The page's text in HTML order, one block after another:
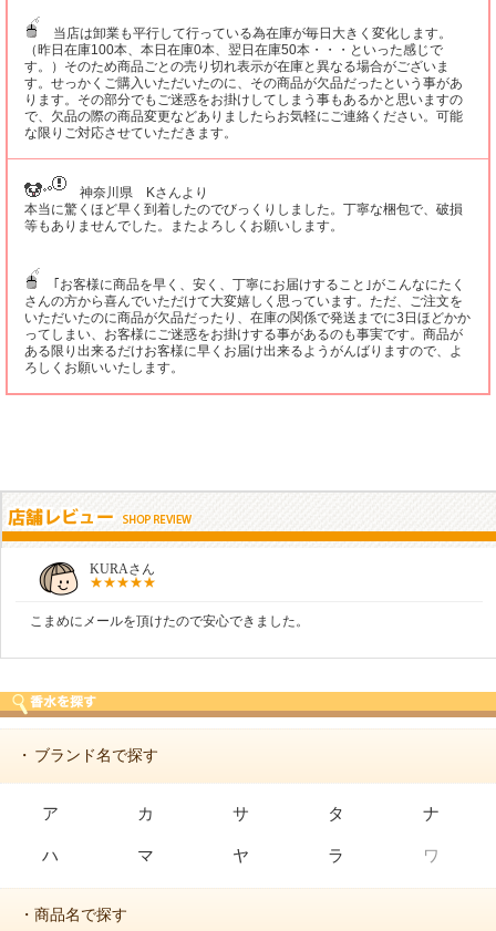
当店は卸業も平行して行っている為在庫が毎日大きく変化します。
（昨日在庫100本、本日在庫0本、翌日在庫50本・・・といった感じで
す。）そのため商品ごとの売り切れ表示が在庫と異なる場合がございま
す。せっかくご購入いただいたのに、その商品が欠品だったという事があ
ります。その部分でもご迷惑をお掛けしてしまう事もあるかと思いますの
で、欠品の際の商品変更などありましたらお気軽にご連絡ください。可能
な限りご対応させていただきます。
神奈川県 Kさんより
本当に驚くほど早く到着したのでびっくりしました。丁寧な梱包で、破損
等もありませんでした。またよろしくお願いします。
｢お客様に商品を早く、安く、丁寧にお届けすること｣がこんなにたく
さんの方から喜んでいただけて大変嬉しく思っています。ただ、ご注文を
いただいたのに商品が欠品だったり、在庫の関係で発送までに3日ほどかか
ってしまい、お客様にご迷惑をお掛けする事があるのも事実です。商品が
ある限り出来るだけお客様に早くお届け出来るようがんばりますので、よ
ろしくお願いいたします。
KURAさん
こまめにメールを頂けたので安心できました。
・ ブランド名で探す
ア カ サ タ ナ
ハ マ ヤ ラ ワ
・商品名で探す